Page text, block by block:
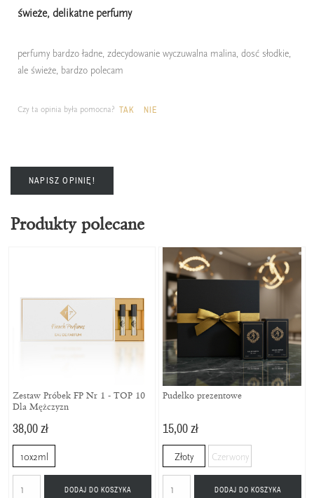
świeże, delikatne perfumy
perfumy bardzo ładne, zdecydowanie wyczuwalna malina, dosć słodkie,
ale świeże, bardzo polecam
Czy ta opinia była pomocna? TAK NIE
NAPISZ OPINIĘ!
Produkty polecane
Zestaw Próbek FP Nr 1 - TOP 10
Dla Mężczyzn
38,00 zł
10x2ml
DODAJ DO KOSZYKA
Pudełko prezentowe
15,00 zł
Złoty Czerwony
DODAJ DO KOSZYKA